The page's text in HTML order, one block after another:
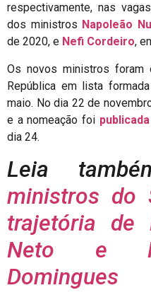
respectivamente, nas
dos ministros Napoleão
de 2020, e Nefi Cordeiro,
Os novos ministros foram
República em lista
maio. No dia 22 de
e a nomeação foi
dia 24.
Leia
ministros do
trajetória de
Neto e
Domingues